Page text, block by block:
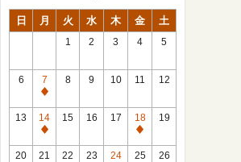
日 月 火 水 木 金 土
1 2 3 4 5
6
7
休
館
日
8 9 10 11 12
13
14
休
館
15 16 17
18
休
館
19
20 21 22 23
24
25 26